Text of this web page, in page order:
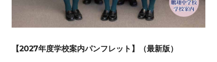
【2027年度学校案内パンフレット】（最新版）